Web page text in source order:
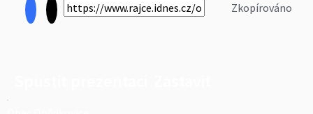
Zkopírováno